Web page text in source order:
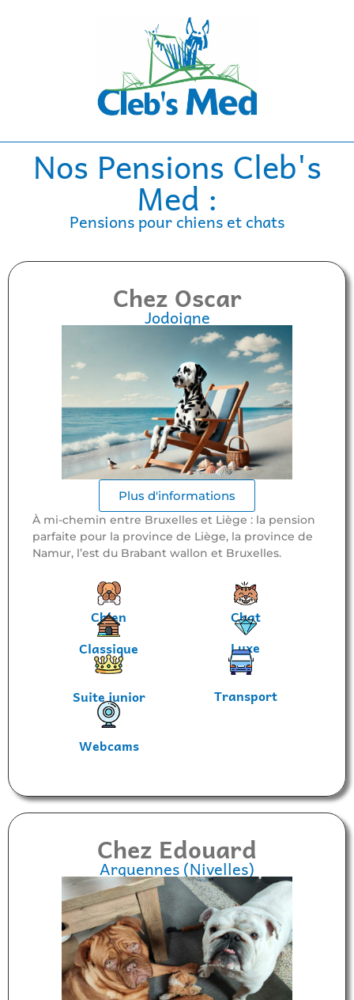
Nos Pensions Cleb's
Med :
Pensions pour chiens et chats
Chez Oscar
Jodoigne
Plus d'informations
À mi-chemin entre Bruxelles et Liège : la pension
parfaite pour la province de Liège, la province de
Namur, l’est du Brabant wallon et Bruxelles.
Chien
Chat
Classique
Luxe
Suite junior Transport
Webcams
Chez Edouard
Arquennes (Nivelles)